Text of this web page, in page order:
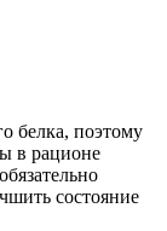
белка, поэтому
в рационе
состояние